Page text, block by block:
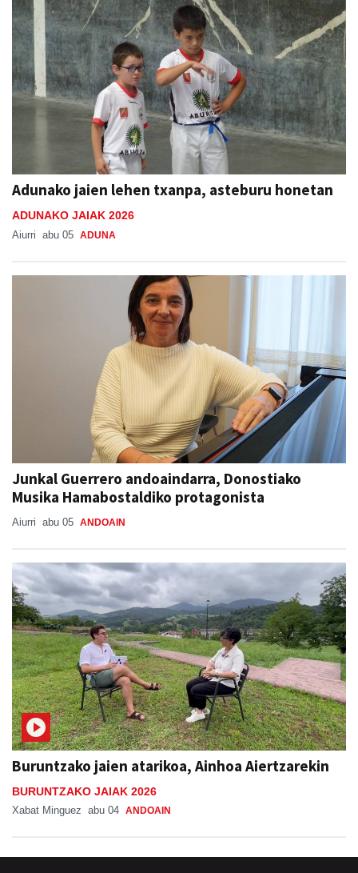
Adunako jaien lehen txanpa, asteburu honetan
ADUNAKO JAIAK 2026
Aiurri abu 05 ADUNA
Junkal Guerrero andoaindarra, Donostiako
Musika Hamabostaldiko protagonista
Aiurri abu 05 ANDOAIN
Buruntzako jaien atarikoa, Ainhoa Aiertzarekin
BURUNTZAKO JAIAK 2026
Xabat Minguez abu 04 ANDOAIN